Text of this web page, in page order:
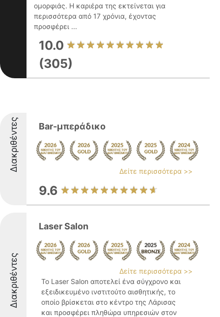
ομορφιάς. Η καριέρα της εκτείνεται για
περισσότερα από 17 χρόνια, έχοντας
προσφέρει ...
10.0
(305)
Διακριθέντες Bar-μπεράδικο
Δείτε περισσότερα >>
9.6
Διακριθέντες
Laser Salon
Δείτε περισσότερα >>
Το Laser Salon αποτελεί ένα σύγχρονο και
εξειδικευμένο ινστιτούτο αισθητικής, το
οποίο βρίσκεται στο κέντρο της Λάρισας
και προσφέρει πληθώρα υπηρεσιών στον